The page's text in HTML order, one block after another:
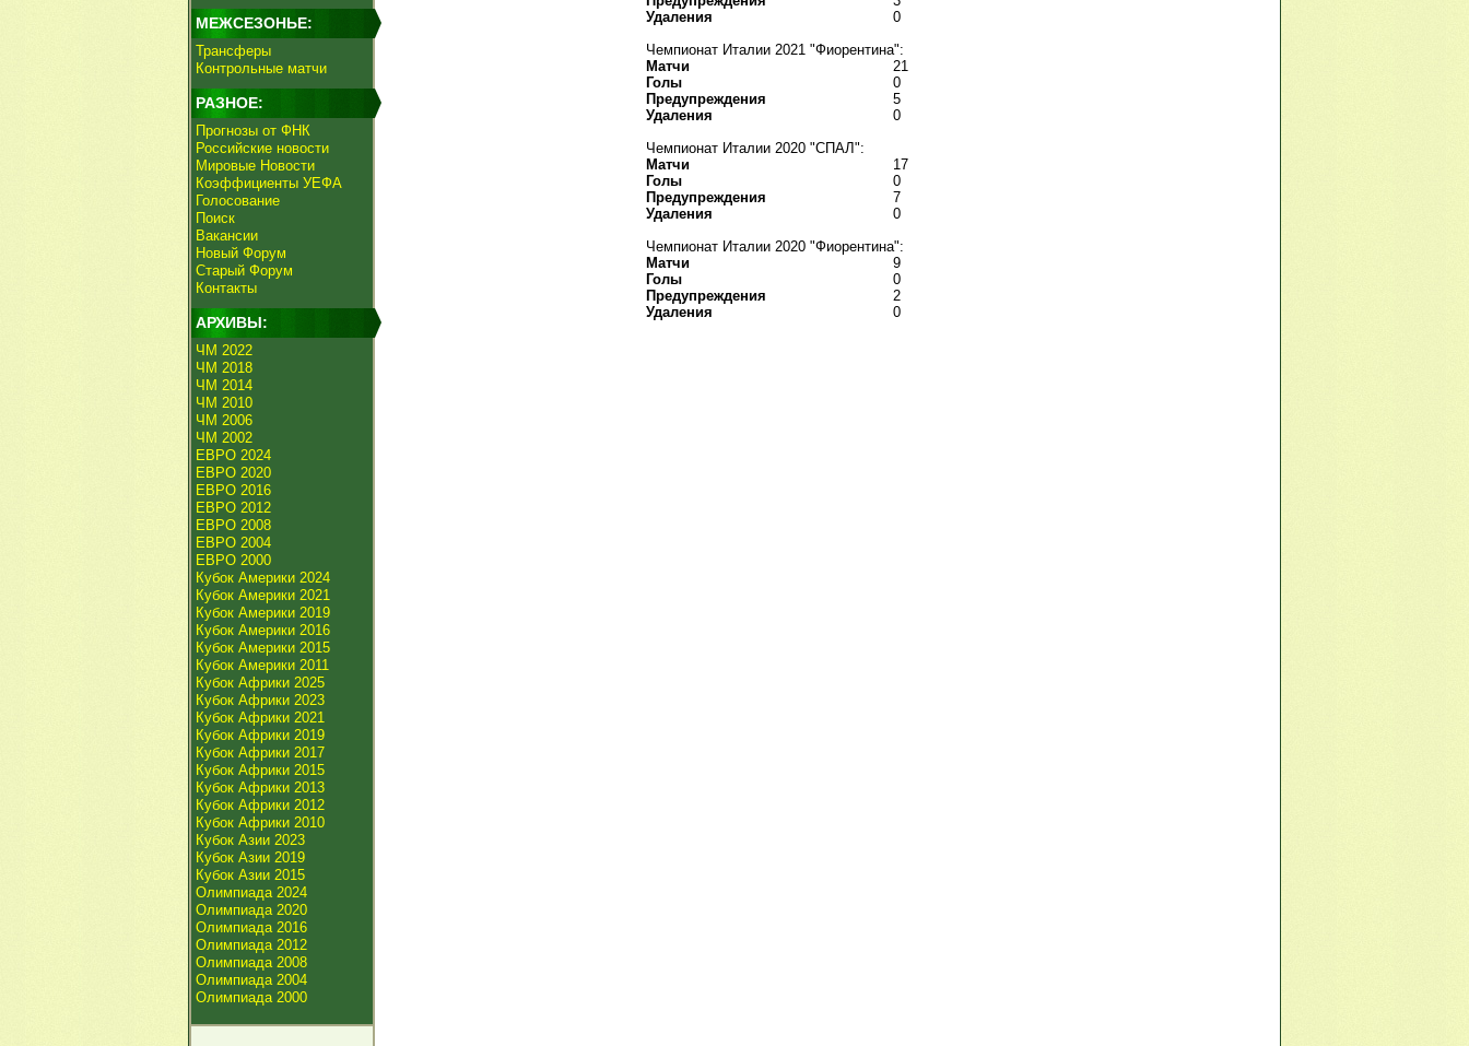
МЕЖСЕЗОНЬЕ:
Трансферы
Контрольные матчи
РАЗНОЕ:
Прогнозы от ФНК
Российские новости
Мировые Новости
Коэффициенты УЕФА
Голосование
Поиск
Вакансии
Новый Форум
Старый Форум
Контакты
АРХИВЫ:
ЧМ 2022
ЧМ 2018
ЧМ 2014
ЧМ 2010
ЧМ 2006
ЧМ 2002
ЕВРО 2024
ЕВРО 2020
ЕВРО 2016
ЕВРО 2012
ЕВРО 2008
ЕВРО 2004
ЕВРО 2000
Кубок Америки 2024
Кубок Америки 2021
Кубок Америки 2019
Кубок Америки 2016
Кубок Америки 2015
Кубок Америки 2011
Кубок Африки 2025
Кубок Африки 2023
Кубок Африки 2021
Кубок Африки 2019
Кубок Африки 2017
Кубок Африки 2015
Кубок Африки 2013
Кубок Африки 2012
Кубок Африки 2010
Кубок Азии 2023
Кубок Азии 2019
Кубок Азии 2015
Олимпиада 2024
Олимпиада 2020
Олимпиада 2016
Олимпиада 2012
Олимпиада 2008
Олимпиада 2004
Олимпиада 2000
Удаления
0
Чемпионат Италии 2021 "Фиорентина":
Матчи
21
Голы
0
Предупреждения
5
Удаления
0
Чемпионат Италии 2020 "СПАЛ":
Матчи
17
Голы
0
Предупреждения
7
Удаления
0
Чемпионат Италии 2020 "Фиорентина":
Матчи
9
Голы
0
Предупреждения
2
Удаления
0